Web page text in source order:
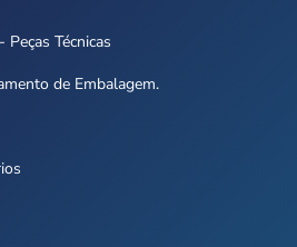
Técnicas
de Embalagem.